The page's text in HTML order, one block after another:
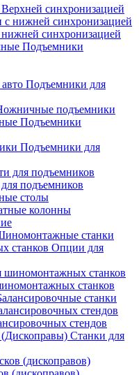
синхронизацией
синхронизацией
Подъемники
Подъемники для
подъемники
Подъемники
Подъемники для
подъемников
столы
колонны
станки
Опции для
станков
станки
стендов
Станки для